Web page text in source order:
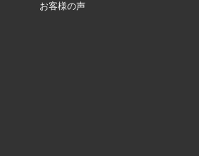
お客様の声